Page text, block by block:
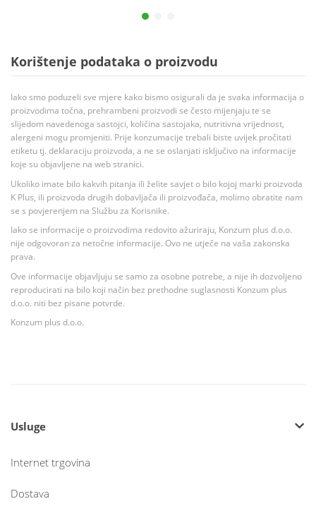
Korištenje podataka o proizvodu
Iako smo poduzeli sve mjere kako bismo osigurali da je svaka informacija o
proizvodima točna, prehrambeni proizvodi se često mijenjaju te se
slijedom navedenoga sastojci, količina sastojaka, nutritivna vrijednost,
alergeni mogu promjeniti. Prije konzumacije trebali biste uvijek pročitati
etiketu tj. deklaraciju proizvoda, a ne se oslanjati isključivo na informacije
koje su objavljene na web stranici.
Ukoliko imate bilo kakvih pitanja ili želite savjet o bilo kojoj marki proizvoda
K Plus, ili proizvoda drugih dobavljača ili proizvođača, molimo obratite nam
se s povjerenjem na Službu za Korisnike.
Iako se informacije o proizvodima redovito ažuriraju, Konzum plus d.o.o.
nije odgovoran za netočne informacije. Ovo ne utječe na vaša zakonska
prava.
Ove informacije objavljuju se samo za osobne potrebe, a nije ih dozvoljeno
reproducirati na bilo koji način bez prethodne suglasnosti Konzum plus
d.o.o. niti bez pisane potvrde.
Konzum plus d.o.o.
Usluge
Internet trgovina
Dostava